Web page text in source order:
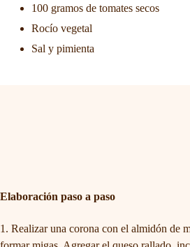
100 gramos de tomates secos
Rocío vegetal
Sal y pimienta
Elaboración paso a paso
Realizar una corona con el almidón de